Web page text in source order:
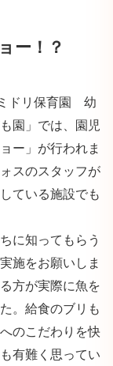
ー！？
ドリ保育園 幼
園」では、園児
ー」が行われま
スのスタッフが
ている施設でも
に知ってもらう
施をお願いしま
方が実際に魚を
。給食のブリも
のこだわりを快
有難く思ってい